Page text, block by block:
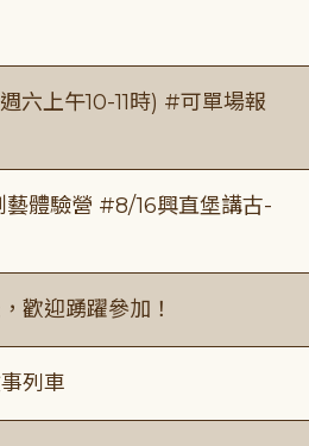
六上午10-11時) #可單場報
藝體驗營 #8/16興直堡講古-
歡迎踴躍參加！
列車